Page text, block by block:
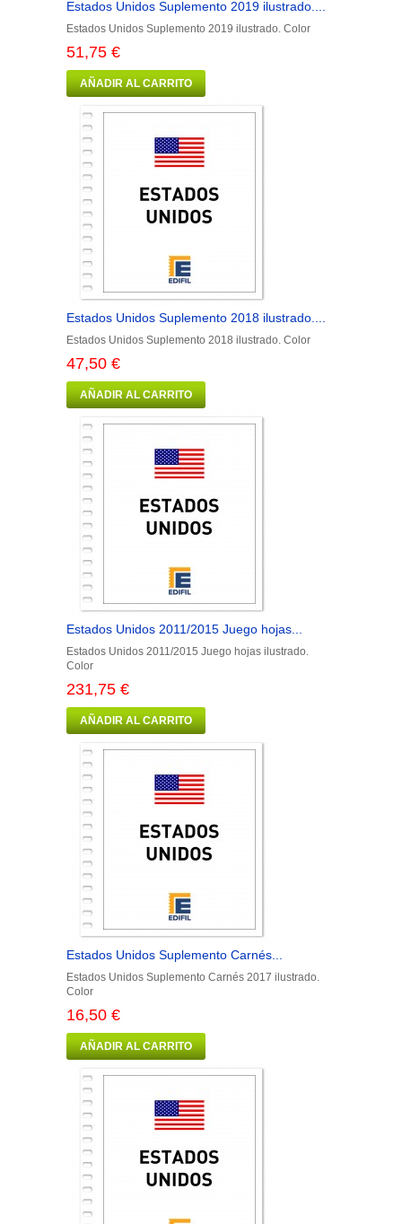
Estados Unidos Suplemento 2019 ilustrado....
Estados Unidos Suplemento 2019 ilustrado. Color
51,75 €
AÑADIR AL CARRITO
Estados Unidos Suplemento 2018 ilustrado....
Estados Unidos Suplemento 2018 ilustrado. Color
47,50 €
AÑADIR AL CARRITO
Estados Unidos 2011/2015 Juego hojas...
Estados Unidos 2011/2015 Juego hojas ilustrado.
Color
231,75 €
AÑADIR AL CARRITO
Estados Unidos Suplemento Carnés...
Estados Unidos Suplemento Carnés 2017 ilustrado.
Color
16,50 €
AÑADIR AL CARRITO